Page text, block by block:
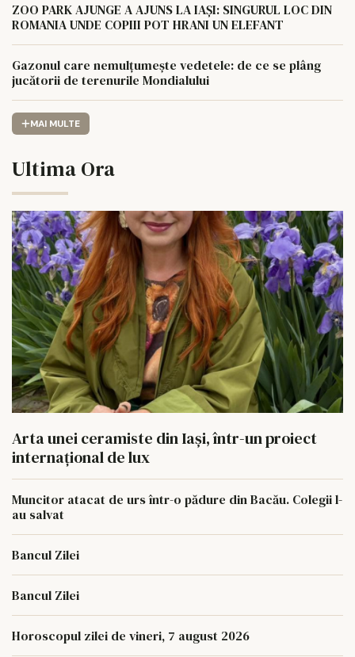
ZOO PARK AJUNGE A AJUNS LA IAȘI: SINGURUL LOC DIN
ROMANIA UNDE COPIII POT HRANI UN ELEFANT
Gazonul care nemulțumește vedetele: de ce se plâng
jucătorii de terenurile Mondialului
MAI MULTE
Ultima Ora
Arta unei ceramiste din Iași, într-un proiect
internațional de lux
Muncitor atacat de urs într-o pădure din Bacău. Colegii l-
au salvat
Bancul Zilei
Bancul Zilei
Horoscopul zilei de vineri, 7 august 2026